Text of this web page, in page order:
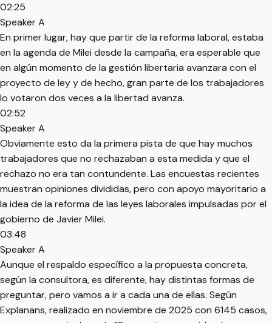
02:25
Speaker A
En primer lugar, hay que partir de la reforma laboral, estaba
en la agenda de Milei desde la campaña, era esperable que
en algún momento de la gestión libertaria avanzara con el
proyecto de ley y de hecho, gran parte de los trabajadores
lo votaron dos veces a la libertad avanza.
02:52
Speaker A
Obviamente esto da la primera pista de que hay muchos
trabajadores que no rechazaban a esta medida y que el
rechazo no era tan contundente. Las encuestas recientes
muestran opiniones divididas, pero con apoyo mayoritario a
la idea de la reforma de las leyes laborales impulsadas por el
gobierno de Javier Milei.
03:48
Speaker A
Aunque el respaldo específico a la propuesta concreta,
según la consultora, es diferente, hay distintas formas de
preguntar, pero vamos a ir a cada una de ellas. Según
Explanans, realizado en noviembre de 2025 con 6145 casos,